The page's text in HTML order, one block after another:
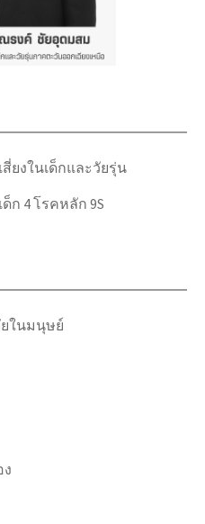
ยงในเด็กและวัยรุ่น
ก 4 โรคหลัก 9S
ในมนุษย์